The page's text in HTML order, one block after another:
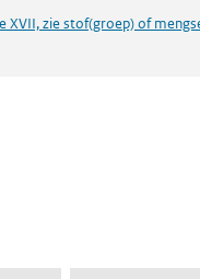
XVII, zie stof(groep) of